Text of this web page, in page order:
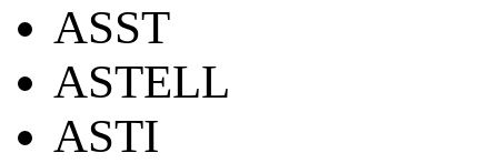
ASST
ASTELL
ASTI